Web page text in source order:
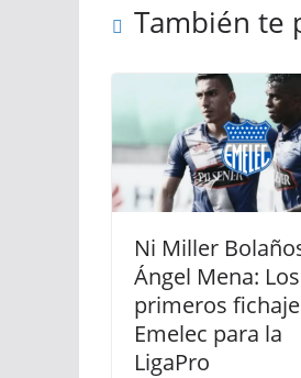
También te
Ni Miller
Ángel Mena:
primeros
Emelec para la
LigaPro